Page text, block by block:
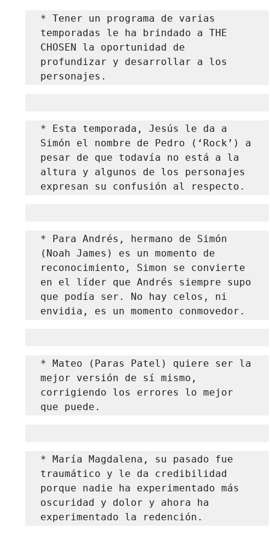
* Tener un programa de varias
temporadas le ha brindado a THE
CHOSEN la oportunidad de
profundizar y desarrollar a los
personajes.
* Esta temporada, Jesús le da a
Simón el nombre de Pedro (‘Rock’) a
pesar de que todavía no está a la
altura y algunos de los personajes
expresan su confusión al respecto.
* Para Andrés, hermano de Simón
(Noah James) es un momento de
reconocimiento, Simon se convierte
en el líder que Andrés siempre supo
que podía ser. No hay celos, ni
envidia, es un momento conmovedor.
* Mateo (Paras Patel) quiere ser la
mejor versión de sí mismo,
corrigiendo los errores lo mejor
que puede.
* María Magdalena, su pasado fue
traumático y le da credibilidad
porque nadie ha experimentado más
oscuridad y dolor y ahora ha
experimentado la redención.